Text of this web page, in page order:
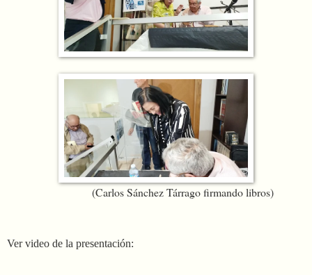
(Carlos Sánchez Tárrago firmando libros)
Ver video de la presentación: